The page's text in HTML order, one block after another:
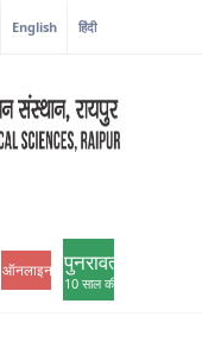
English हिंदी
एक्सेस
ऑनलाइन ओपीडी पंजीकरण
पुनरावर्तन
10 साल की उत्कृष्टता